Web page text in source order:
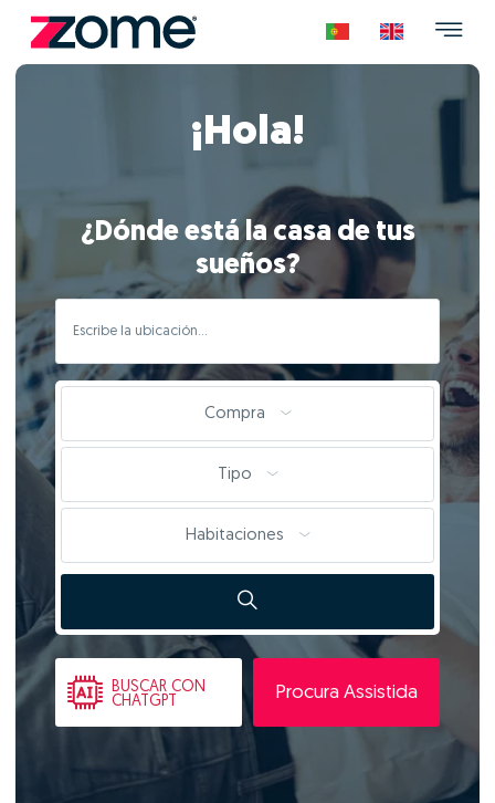
¡Hola!
¿Dónde está la casa de tus
sueños?
Compra
Tipo
Habitaciones
BUSCAR CON
CHATGPT
Procura Assistida